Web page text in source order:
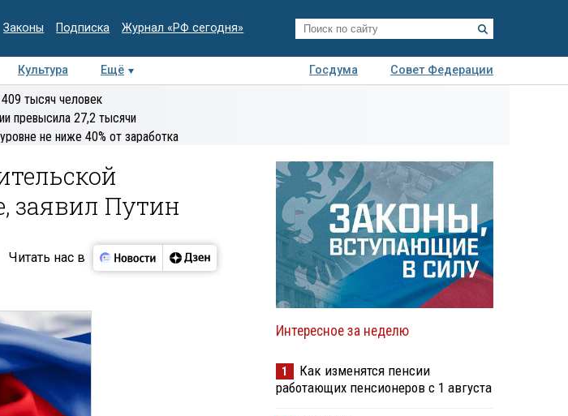
Законы Подписка Журнал «РФ сегодня»
Культура Ещё Госдума
Совет Федерации
Колумнисты
тысяч человек
превысила 27,2 тысячи
не ниже 40% от заработка
заявил Путин
Читать нас в
Интересное за неделю
1
Как изменятся пенсии
работающих пенсионеров с 1 августа